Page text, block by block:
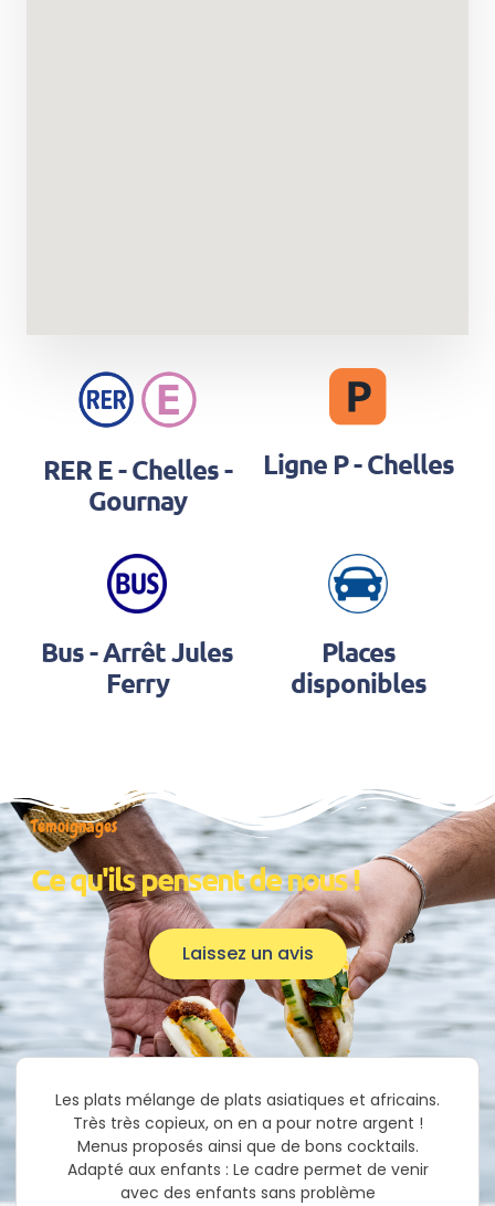
RER E - Chelles -
Gournay
Ligne P - Chelles
Bus - Arrêt Jules
Ferry
Places
disponibles
Témoignages
Ce qu'ils pensent de nous !
Laissez un avis
Les plats mélange de plats asiatiques et africains.
Très très copieux, on en a pour notre argent !
Menus proposés ainsi que de bons cocktails.
Adapté aux enfants : Le cadre permet de venir
avec des enfants sans problème